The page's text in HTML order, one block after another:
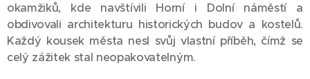
okamžiků, kde navštívili Horní i Dolní náměstí a
obdivovali architekturu historických budov a kostelů.
Každý kousek města nesl svůj vlastní příběh, čímž se
celý zážitek stal neopakovatelným.